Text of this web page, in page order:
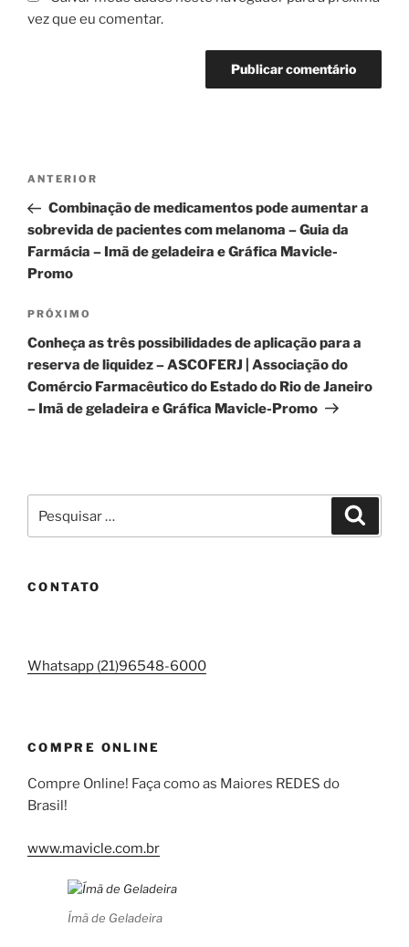
vez que eu comentar.
Navegação
Post
Post
anterior
ANTERIOR
Combinação de medicamentos pode aumentar a
sobrevida de pacientes com melanoma – Guia da
Farmácia – Imã de geladeira e Gráfica Mavicle-
Promo
Próximo
post
PRÓXIMO
Conheça as três possibilidades de aplicação para a
reserva de liquidez – ASCOFERJ | Associação do
Comércio Farmacêutico do Estado do Rio de Janeiro
– Imã de geladeira e Gráfica Mavicle-Promo
por:
CONTATO
Whatsapp (21)96548-6000
COMPRE ONLINE
Compre Online! Faça como as Maiores REDES do
Brasil!
www.mavicle.com.br
Ímã de Geladeira